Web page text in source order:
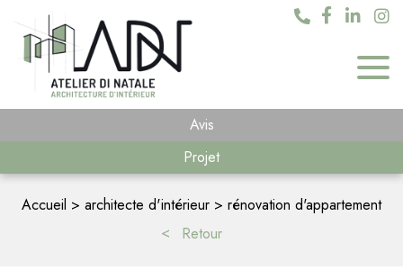
Avis
Projet
Accueil architecte d'intérieur
rénovation d'appartement
Retour